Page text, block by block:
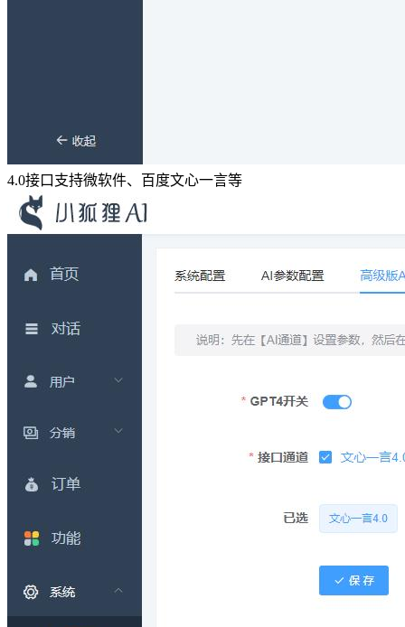
4.0接口支持微软件、百度文心一言等